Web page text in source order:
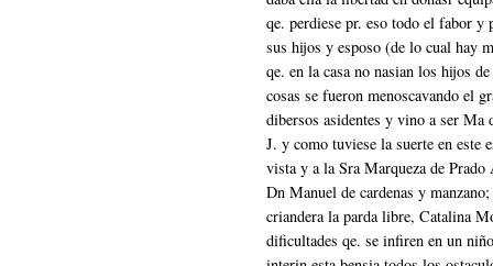
qe. perdiese pr. eso todo el fabor y
sus hijos y esposo (de lo cual hay
qe. en la casa no nasian los hijos
cosas se fueron menoscavando el
dibersos asidentes y vino a ser
J. y como tuviese la suerte en este
vista y a la Sra Marqueza de
Dn Manuel de cardenas y
criandera la parda libre, Catalina
dificultades qe. se infiren en un